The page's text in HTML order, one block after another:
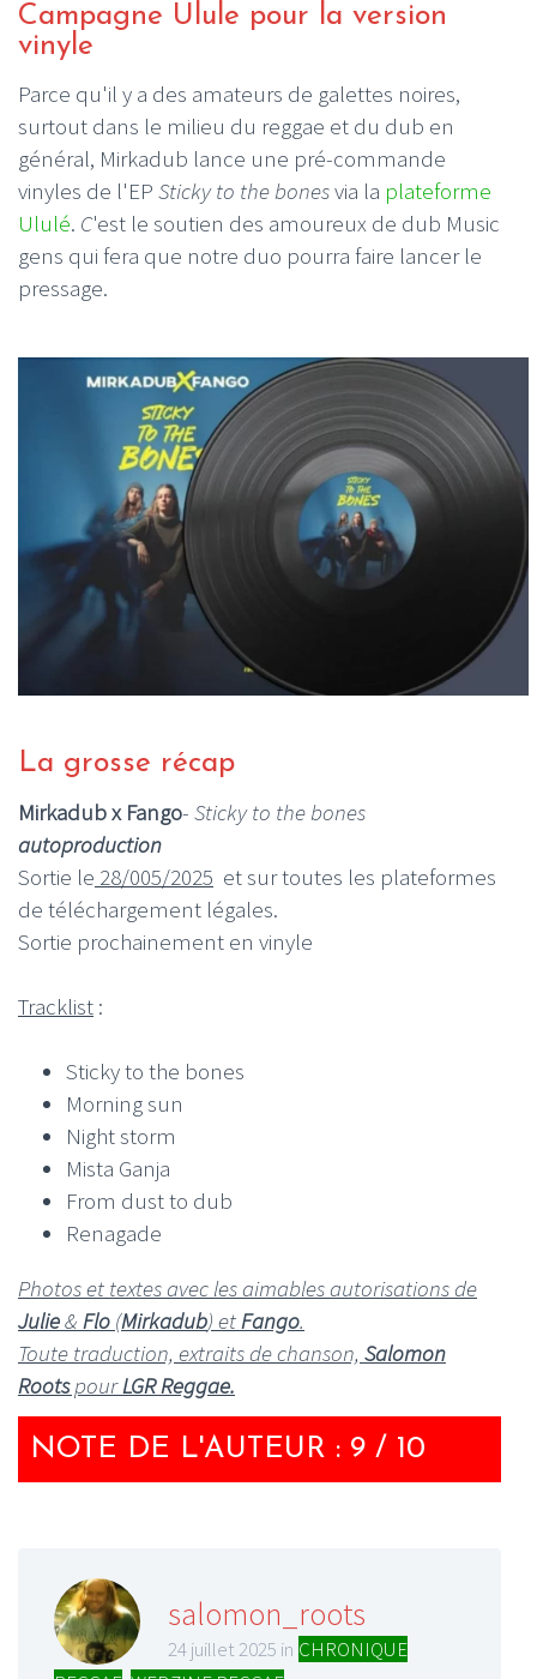
Campagne Ulule pour la version
vinyle
Parce qu'il y a des amateurs de galettes noires,
surtout dans le milieu du reggae et du dub en
général, Mirkadub lance une pré-commande
vinyles de l'EP Sticky to the bonesvia la plateforme
Ululé. C'est le soutien des amoureux de dub Music
gens qui fera que notre duo pourra faire lancer le
pressage.
La grosse récap
Mirkadub x Fango- Sticky to the bones
autoproduction
Sortie le 28/005/2025 et sur toutes les plateformes
de téléchargement légales.
Sortie prochainement en vinyle
Tracklist :
Sticky to the bones
Morning sun
Night storm
Mista Ganja
From dust to dub
Renagade
Photos et textes avec les aimables autorisations de
Julie& Flo (Mirkadub) et Fango.
Toute traduction, extraits de chanson, Salomon
RootspourLGR Reggae.
NOTE DE L'AUTEUR : 9 / 10
salomon_roots
24 juillet 2025 in CHRONIQUE